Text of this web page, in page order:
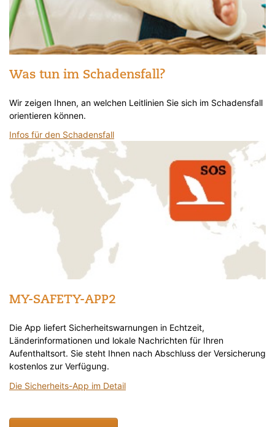
Was tun im Schadensfall?
Wir zeigen Ihnen, an welchen Leitlinien Sie sich im Schadensfall
orientieren können.
Infos für den Schadensfall
MY-SAFETY-APP2
Die App liefert Sicherheitswarnungen in Echtzeit,
Länderinformationen und lokale Nachrichten für Ihren
Aufenthaltsort. Sie steht Ihnen nach Abschluss der Versicherung
kostenlos zur Verfügung.
Die Sicherheits-App im Detail